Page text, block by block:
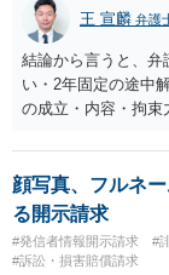
王 宣麟 弁護
結論から言うと、弁
い・2年固定の途中
の成立・内容・拘
みてはいかがでし
であれば）書面で退
顔写真、フルネ
る開示請求
#発信者情報開示請求 #
#訴訟・損害賠償請求